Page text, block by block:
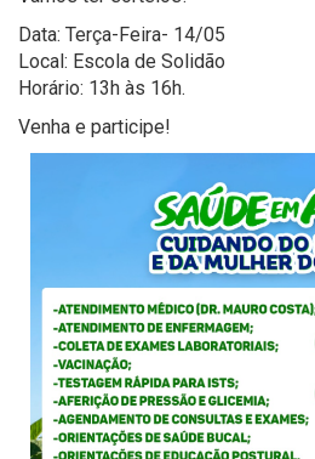
Data: Terça-Feira- 14/05
Local: Escola de Solidão
Horário: 13h às 16h.
Venha e participe!